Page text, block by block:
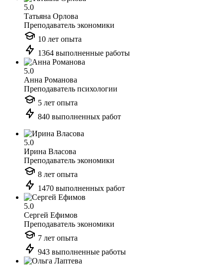
5.0
Татьяна Орлова
Преподаватель экономики
10 лет опыта
1364 выполненные работы
5.0
Анна Романова
Преподаватель психологии
5 лет опыта
840 выполненных работ
5.0
Ирина Власова
Преподаватель экономики
8 лет опыта
1470 выполненных работ
5.0
Сергей Ефимов
Преподаватель экономики
7 лет опыта
943 выполненные работы